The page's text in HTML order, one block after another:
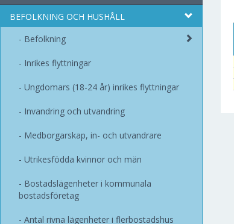
BEFOLKNING OCH HUSHÅLL
Befolkning
Inrikes flyttningar
Ungdomars (18-24 år) inrikes flyttningar
Invandring och utvandring
Medborgarskap, in- och utvandrare
Utrikesfödda kvinnor och män
Bostadslägenheter i kommunala
bostadsföretag
Antal rivna lägenheter i flerbostadshus